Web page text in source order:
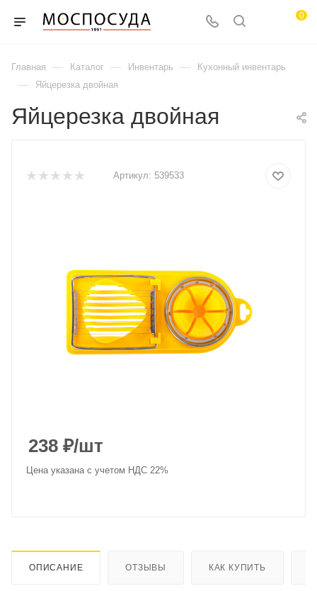
0
Главная — Каталог — Инвентарь — Кухонный инвентарь
— Яйцерезка двойная
Яйцерезка двойная
Артикул: 539533
238 ₽/шт
Цена указана с учетом НДС 22%
ОПИСАНИЕ ОТЗЫВЫ КАК КУПИТЬ